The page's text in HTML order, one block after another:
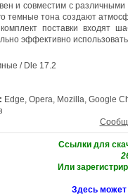
и совместим с
темные тона создают
поставки входят
эффективно
/ Dle 17.2
Edge, Opera, Mozilla, Google
Ссылки для
Или
Здесь